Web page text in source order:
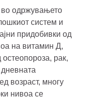
во одржувањето
систем и
придобивки од
на витамин Д,
рак,
дневната
возраст, многу
нивоа се